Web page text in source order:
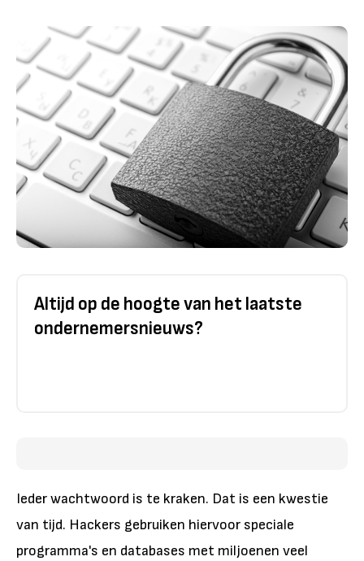
Altijd op de hoogte van het laatste
ondernemersnieuws?
Ieder wachtwoord is te kraken. Dat is een kwestie
van tijd. Hackers gebruiken hiervoor speciale
programma's en databases met miljoenen veel